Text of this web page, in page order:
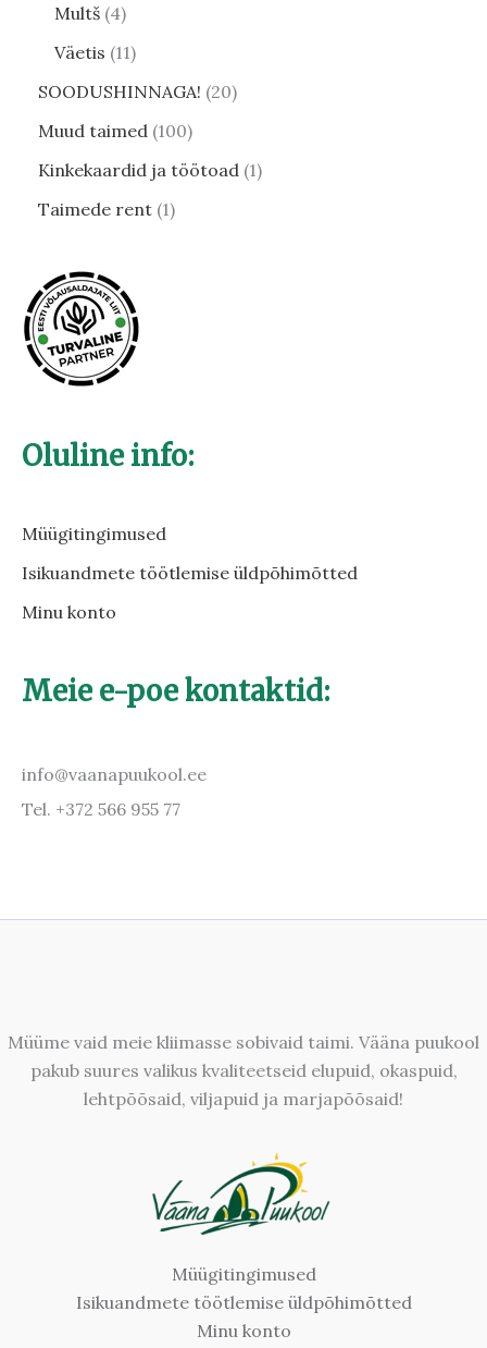
Multš 4
Väetis 11
SOODUSHINNAGA! 20
Muud taimed 100
Kinkekaardid ja töötoad 1
Taimede rent 1
Oluline info:
Müügitingimused
Isikuandmete töötlemise üldpõhimõtted
Minu konto
Meie e-poe kontaktid:
info@vaanapuukool.ee
Tel. +372 566 955 77
Müüme vaid meie kliimasse sobivaid taimi. Vääna puukool
pakub suures valikus kvaliteetseid elupuid, okaspuid,
lehtpõõsaid, viljapuid ja marjapõõsaid!
Müügitingimused
Isikuandmete töötlemise üldpõhimõtted
Minu konto